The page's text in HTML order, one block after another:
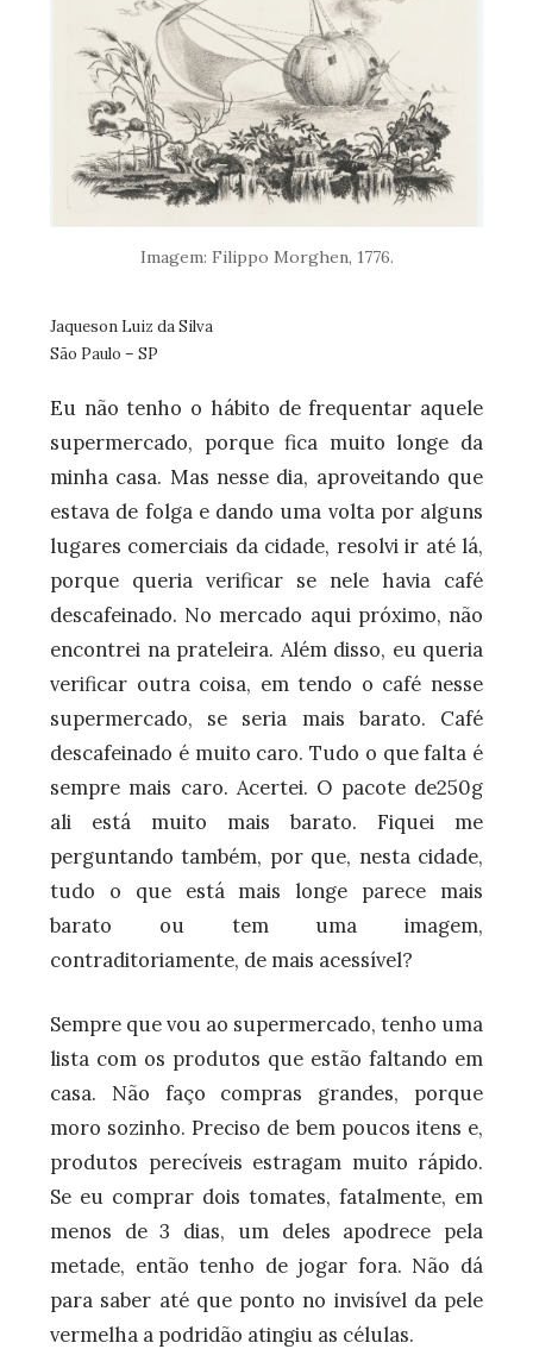
Imagem: Filippo Morghen, 1776.
Jaqueson Luiz da Silva
São Paulo – SP
Eu não tenho o hábito de frequentar aquele
supermercado, porque fica muito longe da
minha casa. Mas nesse dia, aproveitando que
estava de folga e dando uma volta por alguns
lugares comerciais da cidade, resolvi ir até lá,
porque queria verificar se nele havia café
descafeinado. No mercado aqui próximo, não
encontrei na prateleira. Além disso, eu queria
verificar outra coisa, em tendo o café nesse
supermercado, se seria mais barato. Café
descafeinado é muito caro. Tudo o que falta é
sempre mais caro. Acertei. O pacote de250g
ali está muito mais barato. Fiquei me
perguntando também, por que, nesta cidade,
tudo o que está mais longe parece mais
barato ou tem uma imagem,
contraditoriamente, de mais acessível?
Sempre que vou ao supermercado, tenho uma
lista com os produtos que estão faltando em
casa. Não faço compras grandes, porque
moro sozinho. Preciso de bem poucos itens e,
produtos perecíveis estragam muito rápido.
Se eu comprar dois tomates, fatalmente, em
menos de 3 dias, um deles apodrece pela
metade, então tenho de jogar fora. Não dá
para saber até que ponto no invisível da pele
vermelha a podridão atingiu as células.